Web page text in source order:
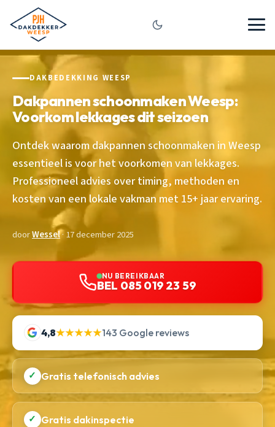
DAKBEDEKKING WEESP
Dakpannen schoonmaken Weesp:
Voorkom lekkages dit seizoen
Ontdek waarom dakpannen schoonmaken in Weesp
essentieel is voor het voorkomen van lekkages.
Professioneel advies over timing, methoden en
kosten van een lokale vakman met 15+ jaar ervaring.
doorWessel· 17 december 2025
NU BEREIKBAAR
BEL 085 019 23 59
4,8★★★★★143 Google reviews
✓ Gratis telefonisch advies
✓ Gratis dakinspectie